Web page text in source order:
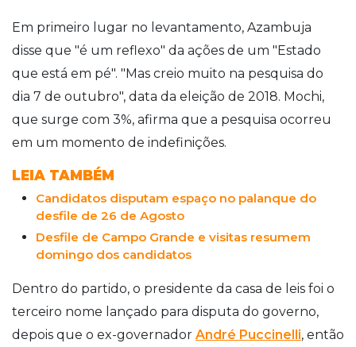
Em primeiro lugar no levantamento, Azambuja
disse que "é um reflexo" da ações de um "Estado
que está em pé". "Mas creio muito na pesquisa do
dia 7 de outubro", data da eleição de 2018. Mochi,
que surge com 3%, afirma que a pesquisa ocorreu
em um momento de indefinições.
LEIA TAMBÉM
Candidatos disputam espaço no palanque do
desfile de 26 de Agosto
Desfile de Campo Grande e visitas resumem
domingo dos candidatos
Dentro do partido, o presidente da casa de leis foi o
terceiro nome lançado para disputa do governo,
depois que o ex-governador André Puccinelli, então